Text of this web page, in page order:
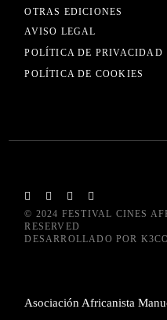
OTRAS EDICIONES
AVISO LEGAL
POLÍTICA DE PRIVACIDAD
POLÍTICA DE COOKIES
© 2024 FESTIVAL CINES
RESERVED
DESARROLLADO POR
Asociación Africanista